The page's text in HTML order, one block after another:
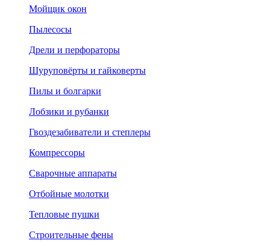
Мойщик окон
Пылесосы
Дрели и перфораторы
Шуруповёрты и гайковерты
Пилы и болгарки
Лобзики и рубанки
Гвоздезабиватели и степлеры
Компрессоры
Сварочные аппараты
Отбойные молотки
Тепловые пушки
Строительные фены